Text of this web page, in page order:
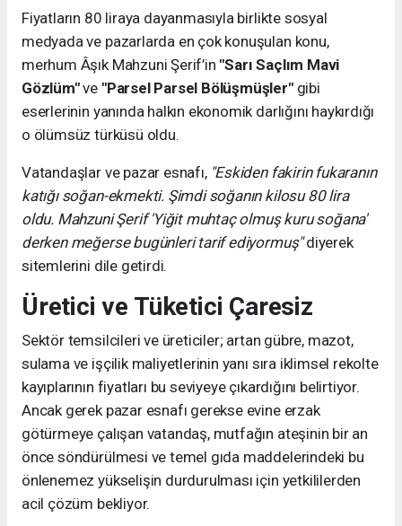
Fiyatların 80 liraya dayanmasıyla birlikte sosyal
medyada ve pazarlarda en çok konuşulan konu,
merhum Âşık Mahzuni Şerif’in "Sarı Saçlım Mavi
Gözlüm"ve "Parsel Parsel Bölüşmüşler"gibi
eserlerinin yanında halkın ekonomik darlığını haykırdığı
o ölümsüz türküsü oldu.
Vatandaşlar ve pazar esnafı, "Eskiden fakirin fukaranın
katığı soğan-ekmekti. Şimdi soğanın kilosu 80 lira
oldu. Mahzuni Şerif 'Yiğit muhtaç olmuş kuru soğana'
derken meğerse bugünleri tarif ediyormuş"diyerek
sitemlerini dile getirdi.
Üretici ve Tüketici Çaresiz
Sektör temsilcileri ve üreticiler; artan gübre, mazot,
sulama ve işçilik maliyetlerinin yanı sıra iklimsel rekolte
kayıplarının fiyatları bu seviyeye çıkardığını belirtiyor.
Ancak gerek pazar esnafı gerekse evine erzak
götürmeye çalışan vatandaş, mutfağın ateşinin bir an
önce söndürülmesi ve temel gıda maddelerindeki bu
önlenemez yükselişin durdurulması için yetkililerden
acil çözüm bekliyor.